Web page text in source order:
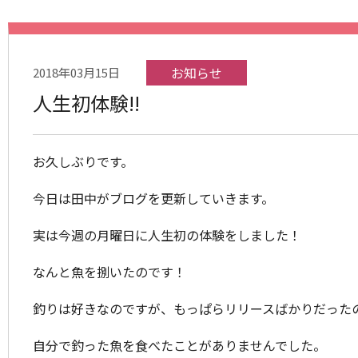
2018年03月15日 お知らせ
人生初体験!!
お久しぶりです。
今日は田中がブログを更新していきます。
実は今週の月曜日に人生初の体験をしました！
なんと魚を捌いたのです！
釣りは好きなのですが、もっぱらリリースばかりだった
自分で釣った魚を食べたことがありませんでした。